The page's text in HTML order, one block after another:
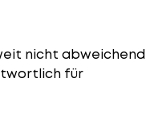
nicht abweichend
für